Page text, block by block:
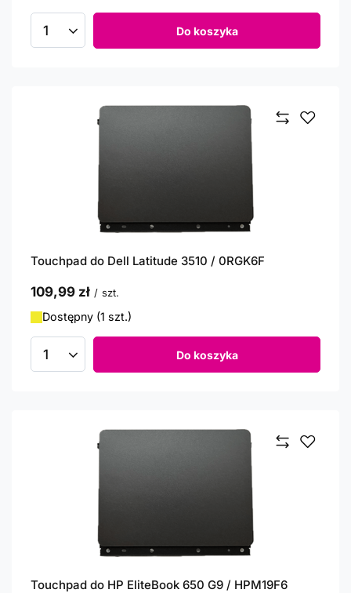
Ilość produktów Do koszyka
Touchpad do Dell Latitude 3510 / 0RGK6F
109,99 zł / szt.
Dostępny (1 szt.)
Ilość produktów Do koszyka
Touchpad do HP EliteBook 650 G9 / HPM19F6